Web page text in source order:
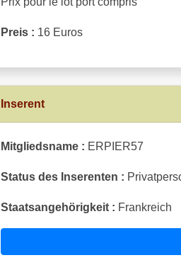
Preis : 16 Euros
Inserent
Mitgliedsname : ERPIER57
Status des Inserenten :
Staatsangehörigkeit : Frankreich